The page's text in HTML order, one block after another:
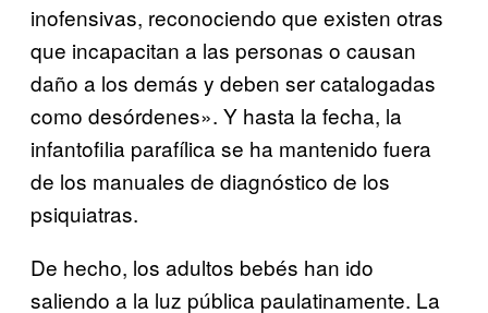
inofensivas, reconociendo que existen otras
que incapacitan a las personas o causan
daño a los demás y deben ser catalogadas
como desórdenes». Y hasta la fecha, la
infantofilia parafílica se ha mantenido fuera
de los manuales de diagnóstico de los
psiquiatras.
De hecho, los adultos bebés han ido
saliendo a la luz pública paulatinamente. La